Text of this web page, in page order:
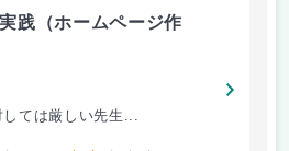
践（ホームページ作
ては厳しい先生...